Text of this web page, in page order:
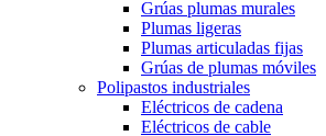
Grúas plumas murales
Plumas ligeras
Plumas articuladas fijas
Grúas de plumas móviles
Polipastos industriales
Eléctricos de cadena
Eléctricos de cable